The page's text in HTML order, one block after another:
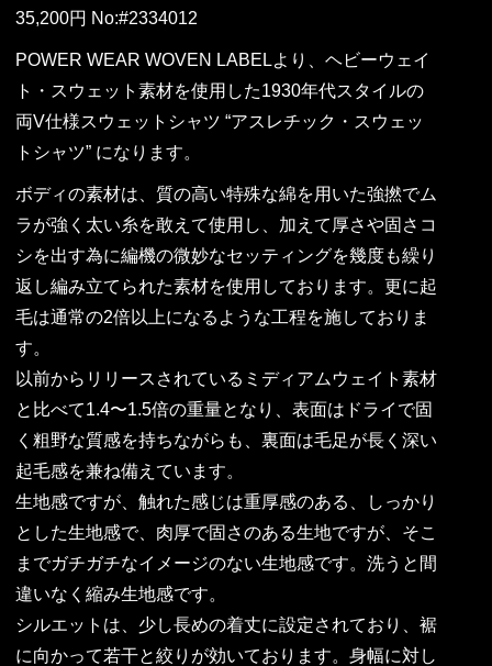
35,200円 No:#2334012
POWER WEAR WOVEN LABELより、ヘビーウェイ
ト・スウェット素材を使用した1930年代スタイルの
両V仕様スウェットシャツ “アスレチック・スウェッ
トシャツ” になります。
ボディの素材は、質の高い特殊な綿を用いた強撚でム
ラが強く太い糸を敢えて使用し、加えて厚さや固さコ
シを出す為に編機の微妙なセッティングを幾度も繰り
返し編み立てられた素材を使用しております。更に起
毛は通常の2倍以上になるような工程を施しておりま
す。
以前からリリースされているミディアムウェイト素材
と比べて1.4〜1.5倍の重量となり、表面はドライで固
く粗野な質感を持ちながらも、裏面は毛足が長く深い
起毛感を兼ね備えています。
生地感ですが、触れた感じは重厚感のある、しっかり
とした生地感で、肉厚で固さのある生地ですが、そこ
までガチガチなイメージのない生地感です。洗うと間
違いなく縮み生地感です。
シルエットは、少し長めの着丈に設定されており、裾
に向かって若干と絞りが効いております。身幅に対し